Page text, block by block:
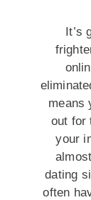
It’s
means
out for
your
dating
often